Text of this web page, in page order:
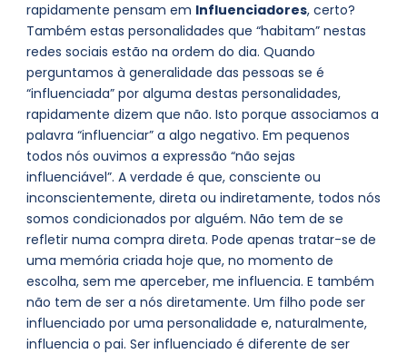
rapidamente pensam em Influenciadores, certo?
Também estas personalidades que “habitam” nestas
redes sociais estão na ordem do dia. Quando
perguntamos à generalidade das pessoas se é
“influenciada” por alguma destas personalidades,
rapidamente dizem que não. Isto porque associamos a
palavra “influenciar” a algo negativo. Em pequenos
todos nós ouvimos a expressão “não sejas
influenciável”. A verdade é que, consciente ou
inconscientemente, direta ou indiretamente, todos nós
somos condicionados por alguém. Não tem de se
refletir numa compra direta. Pode apenas tratar-se de
uma memória criada hoje que, no momento de
escolha, sem me aperceber, me influencia. E também
não tem de ser a nós diretamente. Um filho pode ser
influenciado por uma personalidade e, naturalmente,
influencia o pai. Ser influenciado é diferente de ser